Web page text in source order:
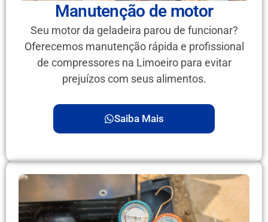
Manutenção de motor
Seu motor da geladeira parou de funcionar?
Oferecemos manutenção rápida e profissional
de compressores na Limoeiro para evitar
prejuízos com seus alimentos.
Saiba Mais